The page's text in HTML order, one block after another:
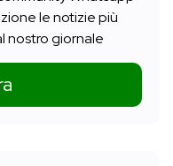
le notizie più
nostro giornale